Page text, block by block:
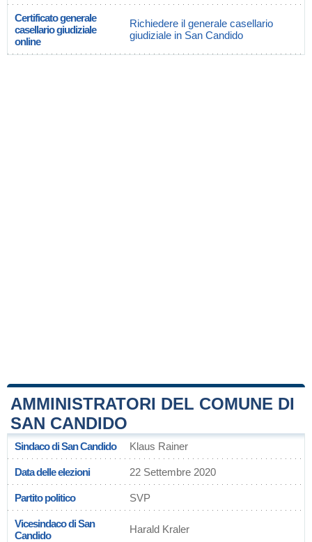
Certificato generale
casellario giudiziale
online
Richiedere il generale casellario
giudiziale in San Candido
AMMINISTRATORI DEL COMUNE DI
SAN CANDIDO
Sindaco di San Candido Klaus Rainer
Data delle elezioni 22 Settembre 2020
Partito politico SVP
Vicesindaco di San
Candido
Harald Kraler